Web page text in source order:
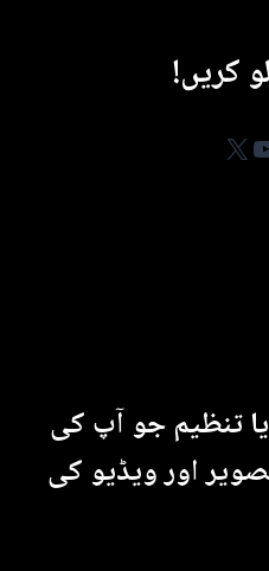
کریں!
X
تنظیم جو آپ کی
اور ویڈیو کی